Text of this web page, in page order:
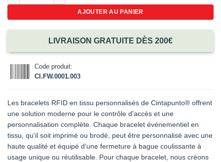
AJOUTER AU PANIER
LIVRAISON GRATUITE DÈS 200€
Code produit:
CI.FW.0001.003
Les bracelets RFID en tissu personnalisés de Cintapunto® offrent
une solution moderne pour le contrôle d'accès et une
personnalisation complète. Chaque bracelet événementiel en
tissu, qu'il soit imprimé ou brodé, peut être personnalisé avec une
haute qualité et équipé d'une fermeture à bague coulissante à
usage unique ou réutilisable. Pour chaque bracelet, nous créons